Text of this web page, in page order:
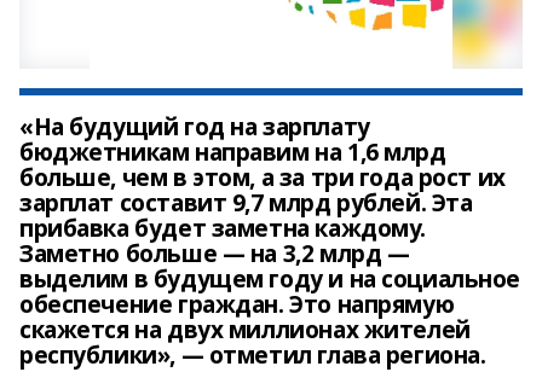
«На будущий год на зарплату
бюджетникам направим на 1,6 млрд
больше, чем в этом, а за три года рост их
зарплат составит 9,7 млрд рублей. Эта
прибавка будет заметна каждому.
Заметно больше — на 3,2 млрд —
выделим в будущем году и на социальное
обеспечение граждан. Это напрямую
скажется на двух миллионах жителей
республики», — отметил глава региона.